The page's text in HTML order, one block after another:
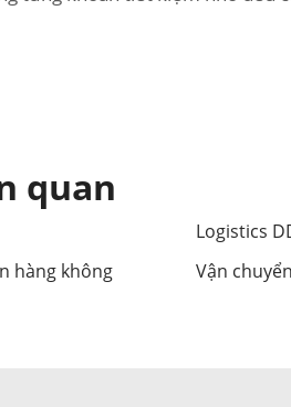
quan
Logistics
hàng không Vận